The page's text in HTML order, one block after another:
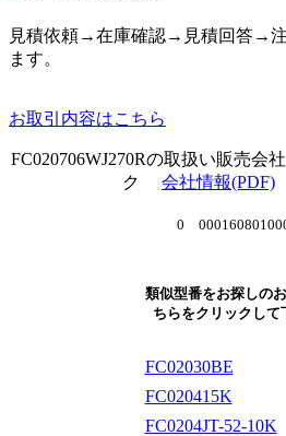
見積依頼→在庫確認→見積回答→
ます。
お取引内容はこちら
FC020706WJ270Rの取扱い販売
ク 会社情報(PDF)
0
類似型番をお探しの
ちらをクリックして
FC02030BE
FC020415K
FC0204JT-52-10K